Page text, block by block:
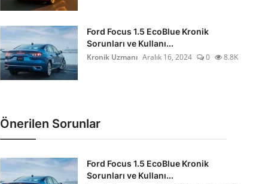
Ford Focus 1.5 EcoBlue Kronik
Sorunları ve Kullanı...
Kronik Uzmanı Aralık 16, 2024 0 8.8K
Önerilen Sorunlar
Ford Focus 1.5 EcoBlue Kronik
Sorunları ve Kullanı...